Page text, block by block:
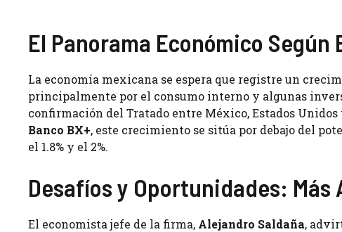
El Panorama Económico Según
La economía mexicana se espera que registre un
principalmente por el consumo interno y algunas
confirmación del Tratado entre México, Estados Unidos
Banco BX+, este crecimiento se sitúa por debajo del
el 1.8% y el 2%.
Desafíos y Oportunidades: Más
El economista jefe de la firma, Alejandro Saldaña,